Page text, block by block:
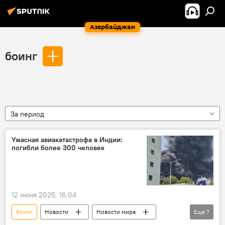
Азербайджан
боинг
За период
Ужасная авиакатастрофа в Индии:
погибли более 300 человек
12 июня 2025, 16:04
боинг Новости
Новости мира
Еще 7